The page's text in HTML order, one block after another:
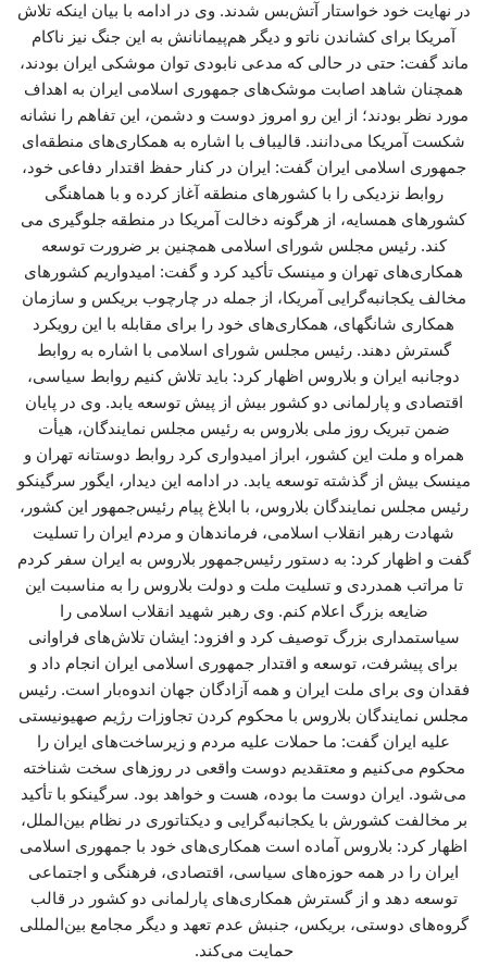
در نهایت خود خواستار آتش‌بس شدند. وی در ادامه با بیان اینکه تلاش
آمریکا برای کشاندن ناتو و دیگر هم‌پیمانانش به این جنگ نیز ناکام
ماند گفت: حتی در حالی که مدعی نابودی توان موشکی ایران بودند،
همچنان شاهد اصابت موشک‌های جمهوری اسلامی ایران به اهداف
مورد نظر بودند؛ از این رو امروز دوست و دشمن، این تفاهم را نشانه
شکست آمریکا می‌دانند. قالیباف با اشاره به همکاری‌های منطقه‌ای
جمهوری اسلامی ایران گفت: ایران در کنار حفظ اقتدار دفاعی خود،
روابط نزدیکی را با کشورهای منطقه آغاز کرده و با هماهنگی
کشورهای همسایه، از هرگونه دخالت آمریکا در منطقه جلوگیری می
کند. رئیس مجلس شورای اسلامی همچنین بر ضرورت توسعه
همکاری‌های تهران و مینسک تأکید کرد و گفت: امیدواریم کشورهای
مخالف یکجانبه‌گرایی آمریکا، از جمله در چارچوب بریکس و سازمان
همکاری شانگهای، همکاری‌های خود را برای مقابله با این رویکرد
گسترش دهند. رئیس مجلس شورای اسلامی با اشاره به روابط
دوجانبه ایران و بلاروس اظهار کرد: باید تلاش کنیم روابط سیاسی،
اقتصادی و پارلمانی دو کشور بیش از پیش توسعه یابد. وی در پایان
ضمن تبریک روز ملی بلاروس به رئیس مجلس نمایندگان، هیأت
همراه و ملت این کشور، ابراز امیدواری کرد روابط دوستانه تهران و
مینسک بیش از گذشته توسعه یابد. در ادامه این دیدار، ایگور سرگینکو
رئیس مجلس نمایندگان بلاروس، با ابلاغ پیام رئیس‌جمهور این کشور،
شهادت رهبر انقلاب اسلامی، فرماندهان و مردم ایران را تسلیت
گفت و اظهار کرد: به دستور رئیس‌جمهور بلاروس به ایران سفر کردم
تا مراتب همدردی و تسلیت ملت و دولت بلاروس را به مناسبت این
ضایعه بزرگ اعلام کنم. وی رهبر شهید انقلاب اسلامی را
سیاستمداری بزرگ توصیف کرد و افزود: ایشان تلاش‌های فراوانی
برای پیشرفت، توسعه و اقتدار جمهوری اسلامی ایران انجام داد و
فقدان وی برای ملت ایران و همه آزادگان جهان اندوه‌بار است. رئیس
مجلس نمایندگان بلاروس با محکوم کردن تجاوزات رژیم صهیونیستی
علیه ایران گفت: ما حملات علیه مردم و زیرساخت‌های ایران را
محکوم می‌کنیم و معتقدیم دوست واقعی در روزهای سخت شناخته
می‌شود. ایران دوست ما بوده، هست و خواهد بود. سرگینکو با تأکید
بر مخالفت کشورش با یکجانبه‌گرایی و دیکتاتوری در نظام بین‌الملل،
اظهار کرد: بلاروس آماده است همکاری‌های خود با جمهوری اسلامی
ایران را در همه حوزه‌های سیاسی، اقتصادی، فرهنگی و اجتماعی
توسعه دهد و از گسترش همکاری‌های پارلمانی دو کشور در قالب
گروه‌های دوستی، بریکس، جنبش عدم تعهد و دیگر مجامع بین‌المللی
حمایت می‌کند.